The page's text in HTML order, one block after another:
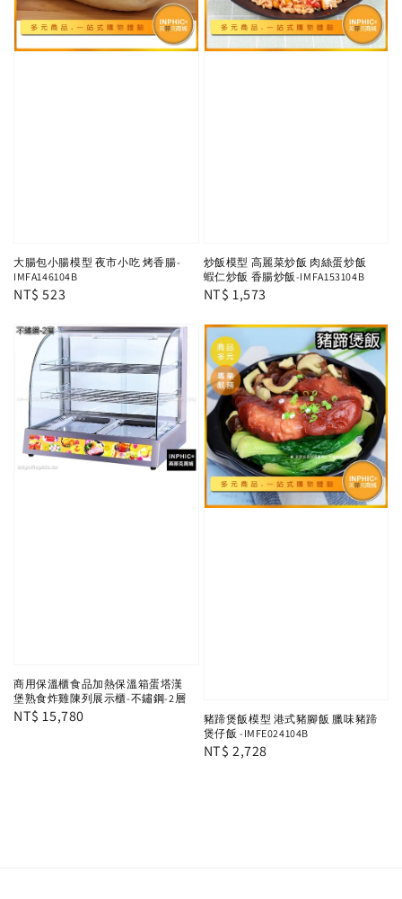
大腸包小腸模型 夜市小吃 烤香腸-
IMFA146104B
Regular
NT$ 523
炒飯模型 高麗菜炒飯 肉絲蛋炒飯
蝦仁炒飯 香腸炒飯-IMFA153104B
Regular
NT$ 1,573
商用保溫櫃食品加熱保溫箱蛋塔漢
堡熟食炸雞陳列展示櫃-不鏽鋼-2層
Regular
NT$ 15,780
豬蹄煲飯模型 港式豬腳飯 臘味豬蹄
煲仔飯 -IMFE024104B
Regular
NT$ 2,728